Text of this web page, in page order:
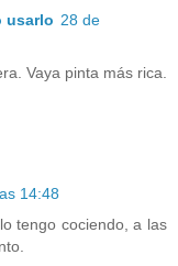
usarlo 28 de
Vaya pinta más rica.
14:48
tengo cociendo, a las